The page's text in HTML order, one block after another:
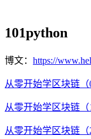
101python
博文： https://
从零开始学区块链
从零开始学区块链
从零开始学区块链